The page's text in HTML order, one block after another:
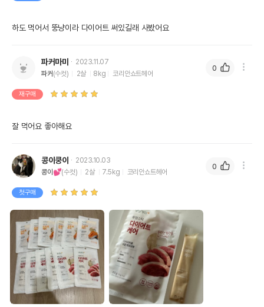
하도 먹어서 뚱냥이라 다이어트 써있길래 사봤어요
파커마미
2023.11.07
파커 (수컷) 2살 8kg 코리안쇼트헤어
재구매
잘 먹어요 좋아해요
0
콩이쿵이
2023.10.03
콩이💕(수컷) 2살 7.5kg 코리안쇼트헤어
첫구매
0